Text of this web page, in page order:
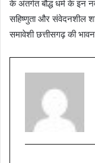
के अंतर्गत बौद्ध धर्म के इन
सहिष्णुता और संवेदनशील
समावेशी छत्तीसगढ़ की